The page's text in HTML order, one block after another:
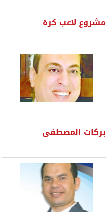
مشروع لاعب كرة
بركات المصطفى